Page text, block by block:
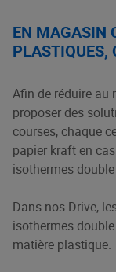
EN MAGASIN
PLASTIQUES,
Afin de réduire
proposer des
courses, chaque
papier kraft en
isothermes
Dans nos Drive,
isothermes
matière plastique.